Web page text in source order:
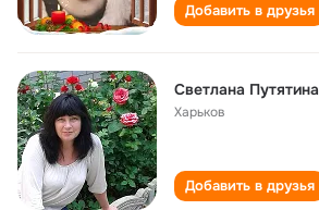
Добавить в друзья
Светлана Путятина
Харьков
Добавить в друзья